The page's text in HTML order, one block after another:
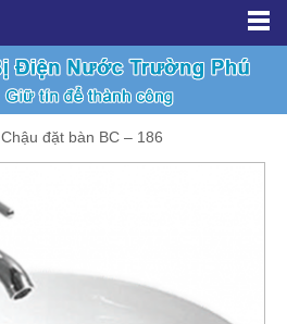
Chậu đặt bàn BC – 186